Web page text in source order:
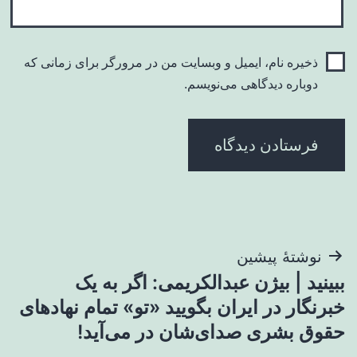
ذخیره نام، ایمیل و وبسایت من در مرورگر برای زمانی که
دوباره دیدگاهی می‌نویسم.
راهبری
نوشته
نوشتهٔ پیشین
ببینید | بیژن عبدالکریمی: اگر به یک
خبرنگار در ایران بگویید «تو» تمام نهادهای
حقوق بشری صدای‌شان در می‌آید!